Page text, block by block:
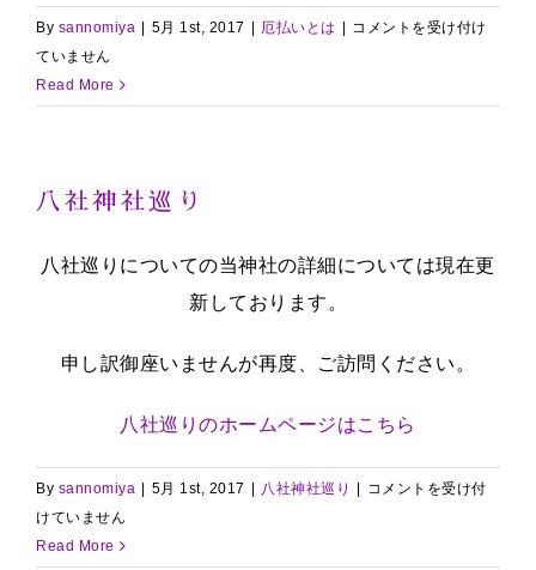
By sannomiya 5月 1st, 2017 厄払いとは
厄
コメントを受け付け
ていません
Read More
八社神社巡り
八社巡りについての当神社の詳細については現在更
新しております。
申し訳御座いませんが再度、ご訪問ください。
八社巡りのホームページはこちら
By sannomiya 5月 1st, 2017 八社神社巡り
八
コメントを受け付
けていません
Read More